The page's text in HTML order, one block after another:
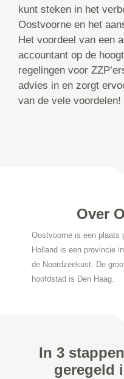
kunt steken in het
Oostvoorne en het
Het voordeel van een
accountant op de
regelingen voor
advies in en zorgt
van de vele voordelen!
Over
Oostvoorne is een plaats
Holland is een provincie
de Noordzeekust. De
hoofdstad is Den Haag.
In 3
geregeld